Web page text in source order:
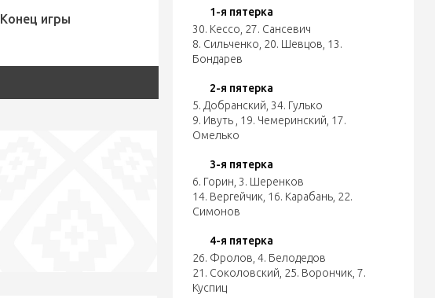
Конец игры
1-я пятерка
30. Кессо 27. Сансевич
8. Сильченко 20. Шевцов 13.
Бондарев
2-я пятерка
5. Добранский 34. Гулько
9. Ивуть
19. Чемеринский 17.
Омелько
3-я пятерка
6. Горин 3. Шеренков
14. Вергейчик 16. Карабань, 22.
Симонов
4-я пятерка
26. Фролов 4. Белодедов
21. Соколовский 25. Ворончик 7.
Куспиц